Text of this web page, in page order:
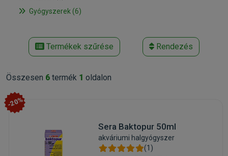
Gyógyszerek (6)
Termékek szűrése Rendezés
Összesen 6 termék 1 oldalon
-20%
Sera Baktopur 50ml
akváriumi halgyógyszer
(1)